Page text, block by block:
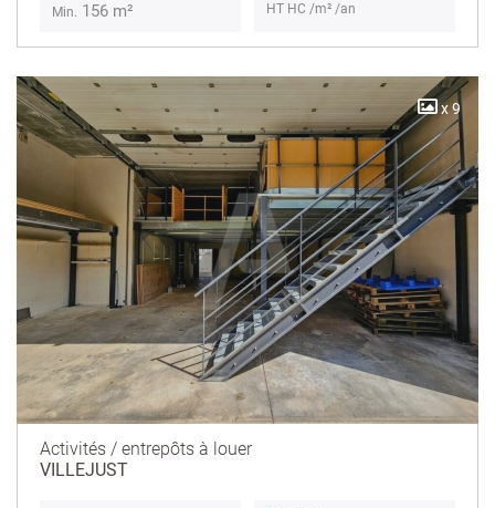
Min. 156 m² HT HC /m² /an
x 9
Activités / entrepôts à louer
VILLEJUST